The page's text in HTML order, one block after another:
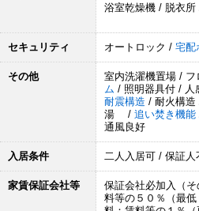
浴室乾燥機 / 脱衣
セキュリティ オートロック / 宅配
その他 室内洗濯機置場 / フ
ム / 照明器具付 / 人
耐震構造 / 耐火構造
湯 / 追い焚き機能
通風良好
入居条件 二人入居可 / 保証
家賃保証会社等
保証会社必加入（
料等の５０％（最